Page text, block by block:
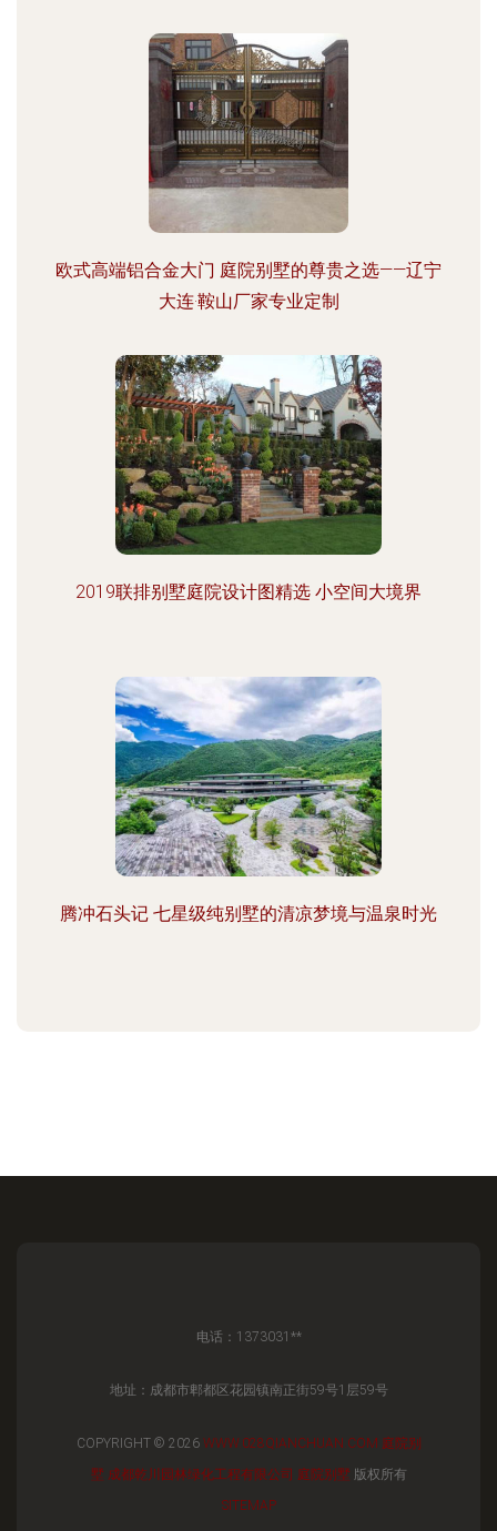
欧式高端铝合金大门 庭院别墅的尊贵之选——辽宁
大连·鞍山厂家专业定制
2019联排别墅庭院设计图精选 小空间大境界
腾冲石头记 七星级纯别墅的清凉梦境与温泉时光
电话：1373031**
地址：成都市郫都区花园镇南正街59号1层59号
COPYRIGHT © 2026 WWW.028QIANCHUAN.COM 庭院别
墅 成都乾川园林绿化工程有限公司 庭院别墅 版权所有
SITEMAP